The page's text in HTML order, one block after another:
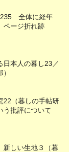
全体に経年
ージ折れ跡
本人の暮し23／
（暮しの手帖研
う批評について
しい生地３（暮